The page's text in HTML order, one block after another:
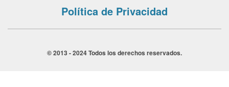
Política de Privacidad
© 2013 - 2024 Todos los derechos reservados.